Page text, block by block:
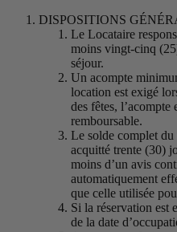
DISPOSITIONS
Le Locataire
moins vingt-cinq
séjour.
Un acompte
location est exigé
des fêtes, l’acompte
remboursable.
Le solde complet
acquitté trente (30)
moins d’un avis
automatiquement
que celle utilisée
Si la réservation est
de la date